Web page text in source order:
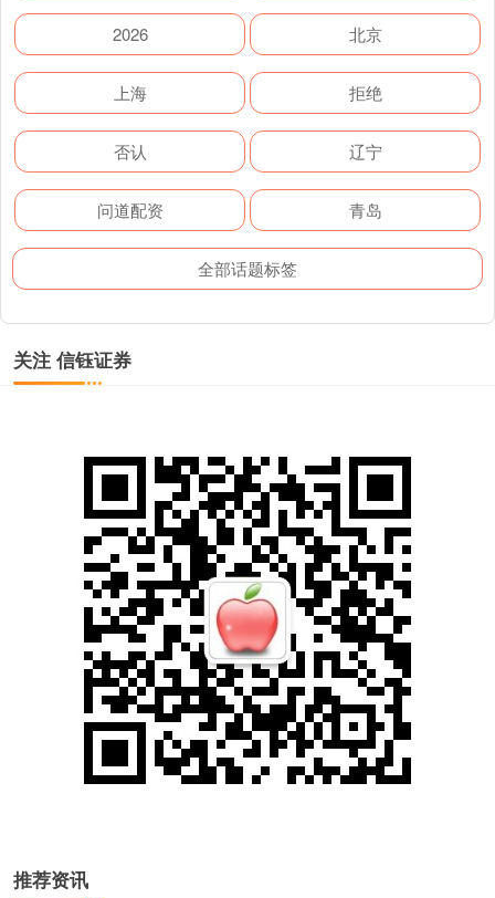
2026 北京
上海 拒绝
否认 辽宁
问道配资 青岛
全部话题标签
关注 信钰证券
推荐资讯